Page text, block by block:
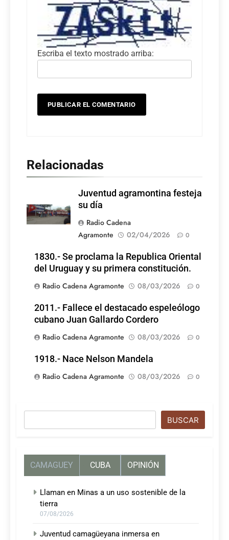
Escriba el texto mostrado arriba:
Relacionadas
Juventud agramontina festeja
su día
Radio Cadena
Agramonte
02/04/2026 0
1830.- Se proclama la Republica Oriental
del Uruguay y su primera constitución.
Radio Cadena Agramonte
08/03/2026 0
2011.- Fallece el destacado espeleólogo
cubano Juan Gallardo Cordero
Radio Cadena Agramonte
08/03/2026 0
1918.- Nace Nelson Mandela
Radio Cadena Agramonte
08/03/2026 0
BUSCAR
CAMAGUEY CUBA OPINIÓN
Llaman en Minas a un uso sostenible de la
tierra
07/08/2026
Juventud camagüeyana inmersa en